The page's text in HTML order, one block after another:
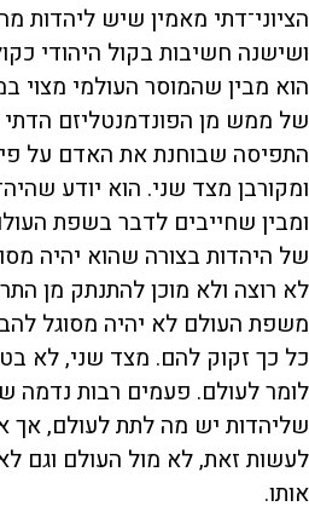
הציוני־דתי מאמין שיש ליהדות
ושישנה חשיבות בקול היהודי
הוא מבין שהמוסר העולמי
של ממש מן הפונדמנטליזם
התפיסה שבוחנת את האדם על
ומקורבן מצד שני. הוא יודע
ומבין שחייבים לדבר בשפת
של היהדות בצורה שהוא יהיה
לא רוצה ולא מוכן להתנתק מן
משפת העולם לא יהיה מסוגל
כל כך זקוק להם. מצד שני, לא
לומר לעולם. פעמים רבות נדמה
שליהדות יש מה לתת לעולם, אך
לעשות זאת, לא מול העולם וגם
אותו.